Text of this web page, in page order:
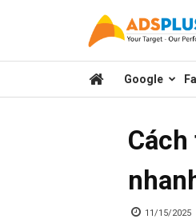
Google
11/15/2025